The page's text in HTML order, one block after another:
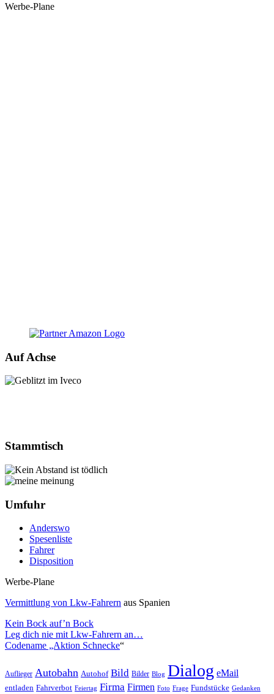
Werbe-Plane
Auf Achse
Stammtisch
Umfuhr
Anderswo
Spesenliste
Fahrer
Disposition
Werbe-Plane
Vermittlung von Lkw-Fahrern aus Spanien
Kein Bock auf’n Bock
Leg dich nie mit Lkw-Fahrern an…
Codename „Aktion Schnecke“
Auflieger Autobahn Autohof Bild Bilder Blog Dialog eMail
entladen Fahrverbot Feiertag Firma Firmen Foto Frage Fundstücke Gedanken